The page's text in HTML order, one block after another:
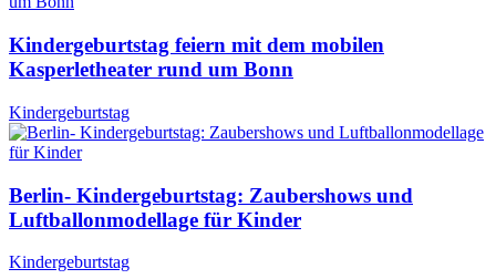
Kindergeburtstag feiern mit dem mobilen
Kasperletheater rund um Bonn
Kindergeburtstag
Berlin- Kindergeburtstag: Zaubershows und
Luftballonmodellage für Kinder
Kindergeburtstag